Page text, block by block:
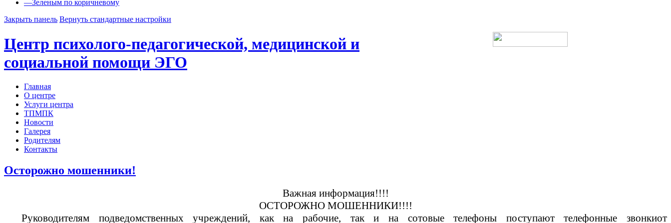
—Зеленым по коричневому
Закрыть панель Вернуть стандартные настройки
Центр психолого-педагогической, медицинской и
социальной помощи ЭГО
Главная
О центре
Услуги центра
ТПМПК
Новости
Галерея
Родителям
Контакты
Осторожно мошенники!
Важная информация!!!!
ОСТОРОЖНО МОШЕННИКИ!!!!
Руководителям подведомственныхучреждений, как на рабочие, так и на сотовые телефоны поступаюттелефонные звонкиот